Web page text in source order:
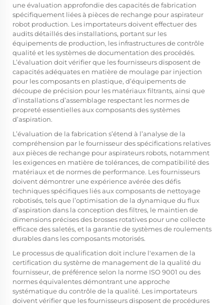
une évaluation approfondie des capacités de fabrication
spécifiquement liées à pièces de rechange pour aspirateur
robot production. Les importateurs doivent effectuer des
audits détaillés des installations, portant sur les
équipements de production, les infrastructures de contrôle
qualité et les systèmes de documentation des procédés.
L’évaluation doit vérifier que les fournisseurs disposent de
capacités adéquates en matière de moulage par injection
pour les composants en plastique, d’équipements de
découpe de précision pour les matériaux filtrants, ainsi que
d’installations d’assemblage respectant les normes de
propreté essentielles aux composants des systèmes
d’aspiration.
L’évaluation de la fabrication s’étend à l’analyse de la
compréhension par le fournisseur des spécifications relatives
aux pièces de rechange pour aspirateurs robots, notamment
les exigences en matière de tolérances, de compatibilité des
matériaux et de normes de performance. Les fournisseurs
doivent démontrer une expérience avérée des défis
techniques spécifiques liés aux composants de nettoyage
robotisés, tels que l’optimisation de la dynamique du flux
d’aspiration dans la conception des filtres, le maintien de
dimensions précises des brosses rotatives pour une collecte
efficace des saletés, et la garantie de systèmes de roulements
durables dans les composants motorisés.
Le processus de qualification doit inclure l'examen de la
certification du système de management de la qualité du
fournisseur, de préférence selon la norme ISO 9001 ou des
normes équivalentes démontrant une approche
systématique du contrôle de la qualité. Les importateurs
doivent vérifier que les fournisseurs disposent de procédures